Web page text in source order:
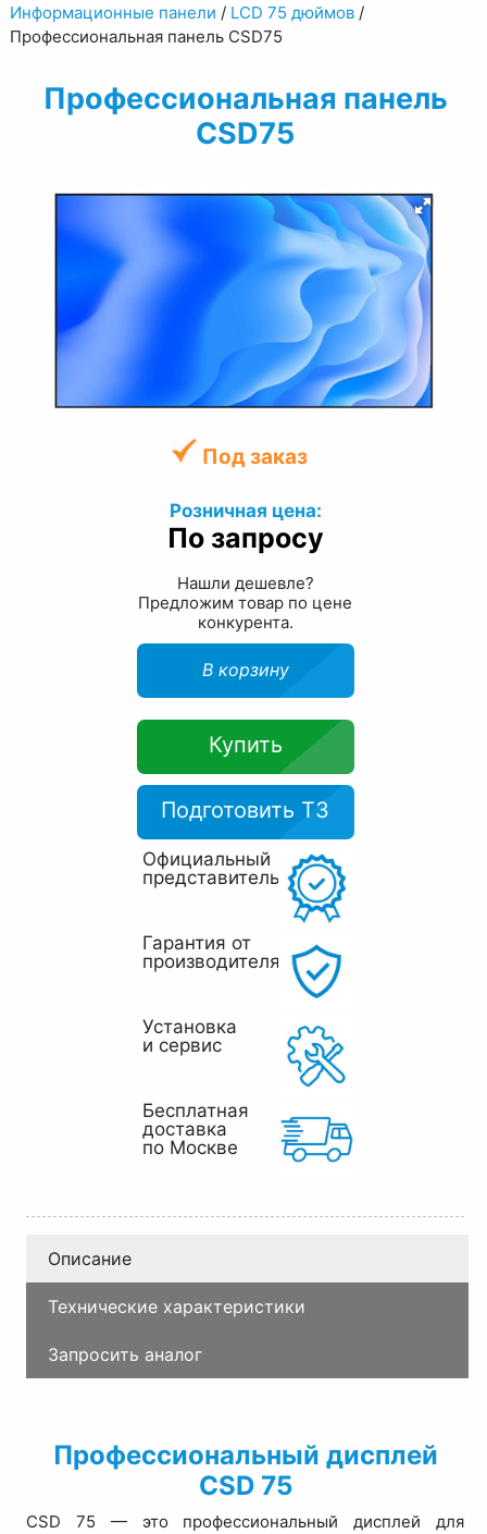
Информационные панели / LCD 75 дюймов/
Профессиональная панель CSD75
Профессиональная панель
CSD75
Под заказ
Розничная цена:
По запросу
Нашли дешевле?
Предложим товар по цене
конкурента.
В корзину
Купить
Подготовить ТЗ
Официальный
представитель
Гарантия от
производителя
Установка
и сервис
Бесплатная
доставка
по Москве
Описание
Технические характеристики
Запросить аналог
Профессиональный дисплей
CSD 75
CSD 75 — это профессиональный дисплей для